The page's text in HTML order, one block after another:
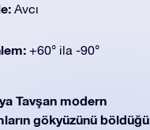
Avcı
+60° ila -90°
Tavşan modern
gökyüzünü böldüğü